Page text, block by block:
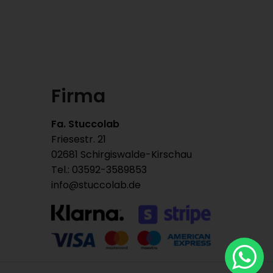
Firma
Fa. Stuccolab
Friesestr. 21
02681 Schirgiswalde-Kirschau
Tel.: 03592-3589853
info@stuccolab.de